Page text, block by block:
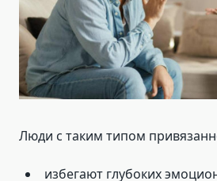
Люди с таким типом
избегают глубоких